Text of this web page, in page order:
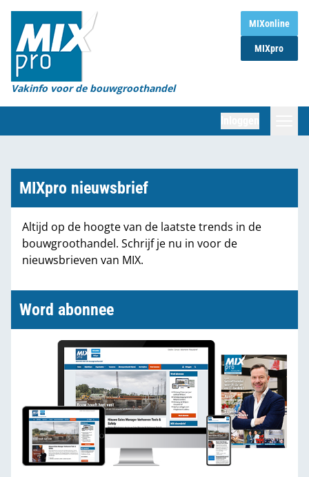
MIXonline
MIXpro
Vakinfo voor de bouwgroothandel
Home
Magazines
Organisaties
Marktcijfers
Partners
MIXpro nieuwsbrief
Altijd op de hoogte van de laatste trends in de
bouwgroothandel. Schrijf je nu in voor de
nieuwsbrieven van MIX.
Word abonnee